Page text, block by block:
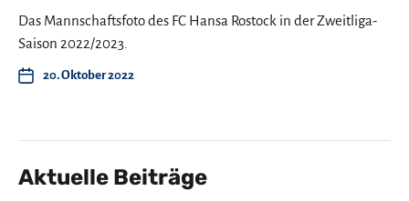
Das Mannschaftsfoto des FC Hansa Rostock in der Zweitliga-
Saison 2022/2023.
20. Oktober 2022
Aktuelle Beiträge